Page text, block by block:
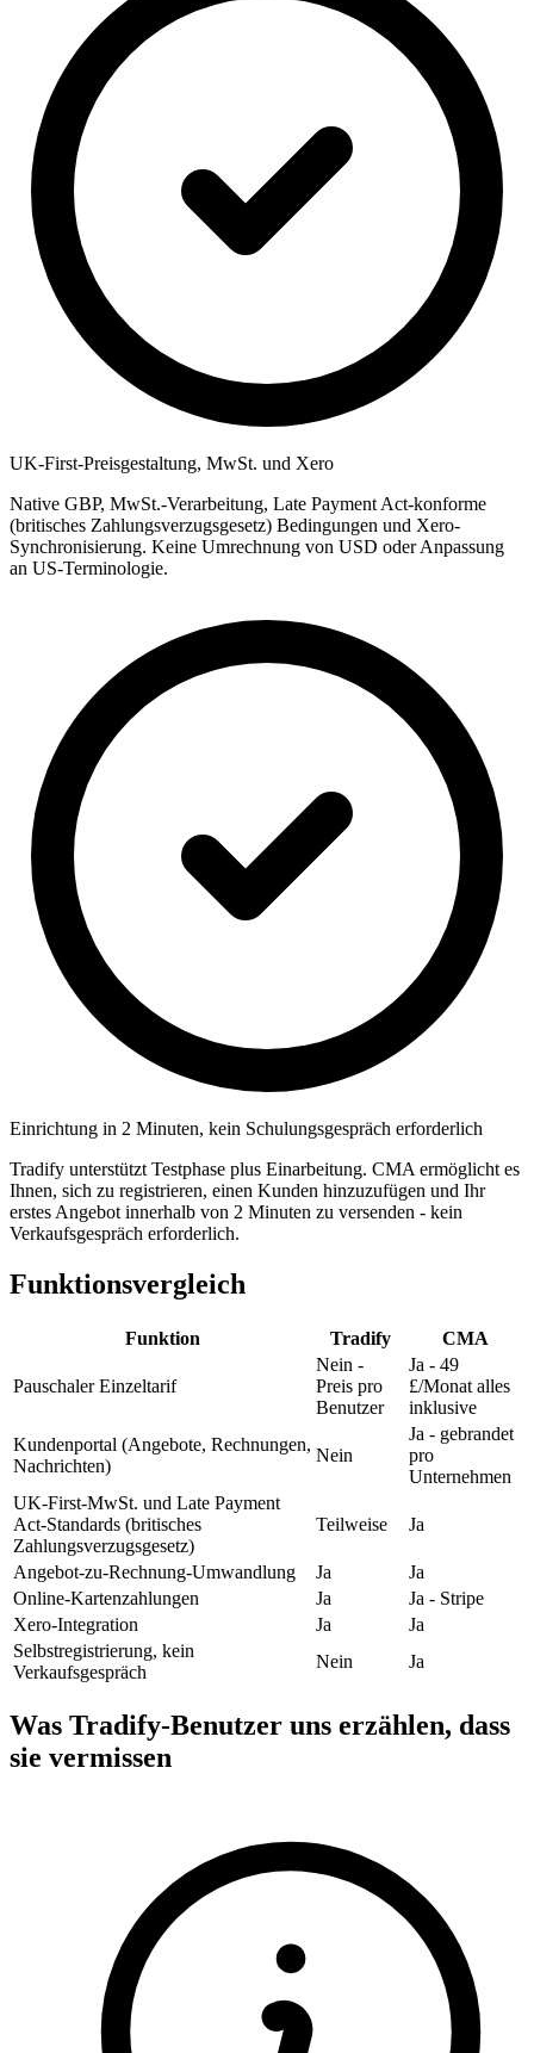
UK-First-Preisgestaltung, MwSt. und Xero
Native GBP, MwSt.-Verarbeitung, Late Payment Act-konforme
(britisches Zahlungsverzugsgesetz) Bedingungen und Xero-
Synchronisierung. Keine Umrechnung von USD oder Anpassung
an US-Terminologie.
Einrichtung in 2 Minuten, kein Schulungsgespräch erforderlich
Tradify unterstützt Testphase plus Einarbeitung. CMA ermöglicht es
Ihnen, sich zu registrieren, einen Kunden hinzuzufügen und Ihr
erstes Angebot innerhalb von 2 Minuten zu versenden - kein
Verkaufsgespräch erforderlich.
Funktionsvergleich
Funktion Tradify CMA‎
Pauschaler Einzeltarif
Nein -
Preis pro
Benutzer
Ja - 49
£/Monat alles
inklusive
Kundenportal (Angebote, Rechnungen,
Nachrichten)
Nein
Ja - gebrandet
pro
Unternehmen
UK-First-MwSt. und Late Payment
Act-Standards (britisches
Zahlungsverzugsgesetz)
Teilweise Ja
Angebot-zu-Rechnung-Umwandlung Ja
Ja
Online-Kartenzahlungen
Ja
Ja - Stripe
Xero-Integration
Ja
Ja
Selbstregistrierung, kein
Verkaufsgespräch
Nein Ja
Was Tradify-Benutzer uns erzählen, dass
sie vermissen